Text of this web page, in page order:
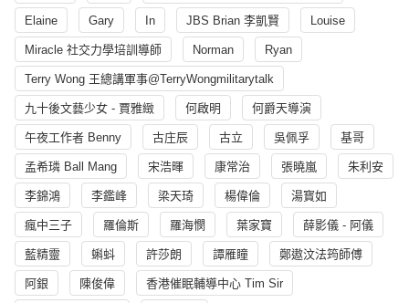
Elaine Gary In JBS Brian 李凱賢 Louise
Miracle 社交力學培訓導師 Norman Ryan
Terry Wong 王總講軍事@TerryWongmilitarytalk
九十後文藝少女 - 賈雅緻 何啟明 何爵天導演
午夜工作者 Benny 古庄辰 古立 吳佩孚 基哥
孟希璘 Ball Mang 宋浩暉 康常治 張曉嵐 朱利安
李錦鴻 李鑑峰 梁天琦 楊偉倫 湯寳如
瘋中三子 羅倫斯 羅海憫 葉家寶 薛影儀 - 阿儀
藍精靈 蝌蚪 許莎朗 譚雁瞳 鄭遨汶法筠師傅
阿銀 陳俊偉 香港催眠輔導中心 Tim Sir